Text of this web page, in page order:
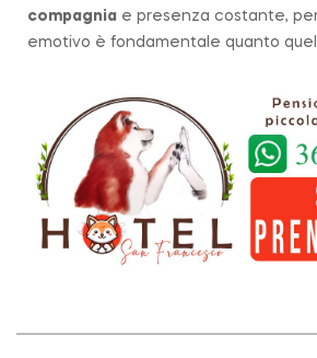
compagnia e presenza costante,
emotivo è fondamentale quanto